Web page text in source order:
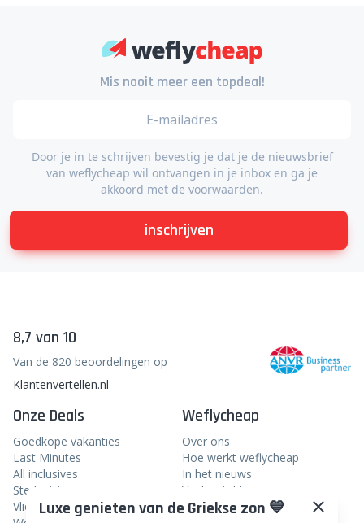
Mis nooit meer een topdeal!
Door je in te schrijven bevestig je dat je de nieuwsbrief
van weflycheap wil ontvangen in je inbox en ga je
akkoord met de voorwaarden.
inschrijven
8,7 van 10
Van de 820 beoordelingen op
Klantenvertellen.nl
Onze Deals
Goedkope vakanties
Last Minutes
All inclusives
Stedentrips
Vliegtickets
Weflycheap
Over ons
Hoe werkt weflycheap
In het nieuws
Veelgestelde vragen
Blog
Luxe genieten van de Griekse zon 💙